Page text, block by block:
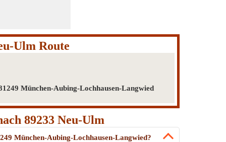
Ulm Route
München-Aubing-Lochhausen-Langwied
89233 Neu-Ulm
München-Aubing-Lochhausen-Langwied?